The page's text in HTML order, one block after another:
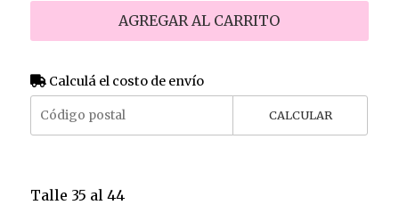
AGREGAR AL CARRITO
Calculá el costo de envío
CALCULAR
Talle 35 al 44